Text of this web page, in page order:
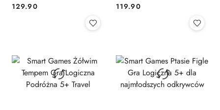
Cena:
129.90 Cena:
119.90